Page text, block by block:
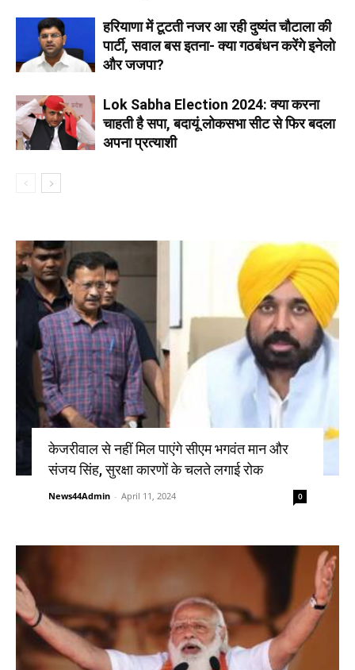
हरियाणा में टूटती नजर आ रही दुष्यंत चौटाला की
पार्टी, सवाल बस इतना- क्या गठबंधन करेंगे इनेलो
और जजपा?
Lok Sabha Election 2024: क्या करना
चाहती है सपा, बदायूं लोकसभा सीट से फिर बदला
अपना प्रत्याशी
केजरीवाल से नहीं मिल पाएंगे सीएम भगवंत मान और
संजय सिंह, सुरक्षा कारणों के चलते लगाई रोक
News44Admin - April 11, 2024 0